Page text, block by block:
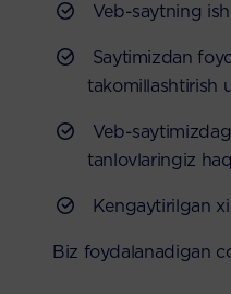
Veb-saytning
Saytimizdan
takomillashtirish
Veb-
tanlovlaringiz
Kengaytirilgan
Biz foydalanadigan